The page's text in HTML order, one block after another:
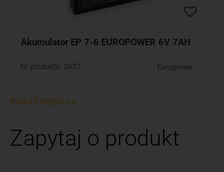
Akumulator EP 7-6 EUROPOWER 6V 7AH
Nr produktu: 2627 Europower
POKAŻ WIĘCEJ >
Zapytaj o produkt